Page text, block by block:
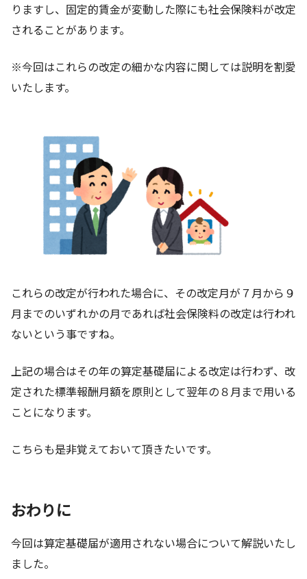
りますし、固定的賃金が変動した際にも社会保険料が改定
されることがあります。
※今回はこれらの改定の細かな内容に関しては説明を割愛
いたします。
これらの改定が行われた場合に、その改定月が７月から９
月までのいずれかの月であれば社会保険料の改定は行われ
ないという事ですね。
上記の場合はその年の算定基礎届による改定は行わず、改
定された標準報酬月額を原則として翌年の８月まで用いる
ことになります。
こちらも是非覚えておいて頂きたいです。
おわりに
今回は算定基礎届が適用されない場合について解説いたし
ました。